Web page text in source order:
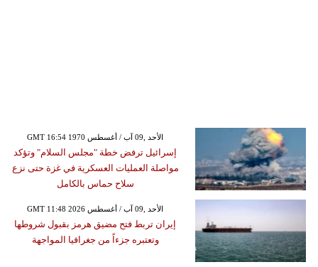
GMT 16:54 1970 الأحد ,09 آب / أغسطس
إسرائيل ترفض خطة "مجلس السلام" وتؤكد
مواصلة العمليات العسكرية في غزة حتى نزع
سلاح حماس بالكامل
GMT 11:48 2026 الأحد ,09 آب / أغسطس
إيران تربط فتح مضيق هرمز بقبول شروطها
وتعتبره جزءاً من جغرافيا المواجهة